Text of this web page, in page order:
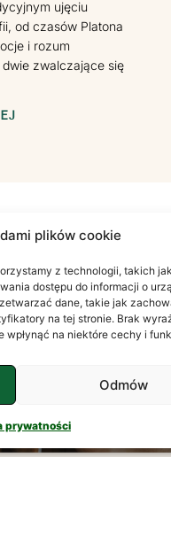
plików cookie
z technologii, takich
dostępu do informacji o
dane, takie jak
na tej stronie. Brak
na niektóre cechy i
Odmów
prywatności
ujęciu
od czasów Platona
i rozum
zwalczające się
PSYCHOLOGIA